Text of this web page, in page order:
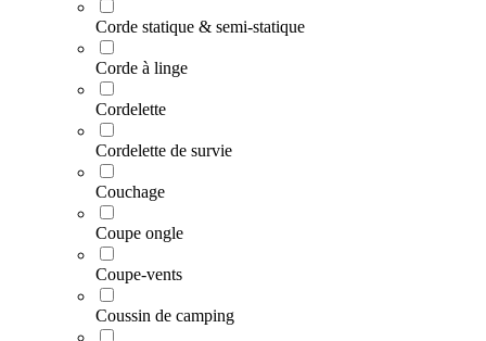
Corde statique & semi-statique
Corde à linge
Cordelette
Cordelette de survie
Couchage
Coupe ongle
Coupe-vents
Coussin de camping